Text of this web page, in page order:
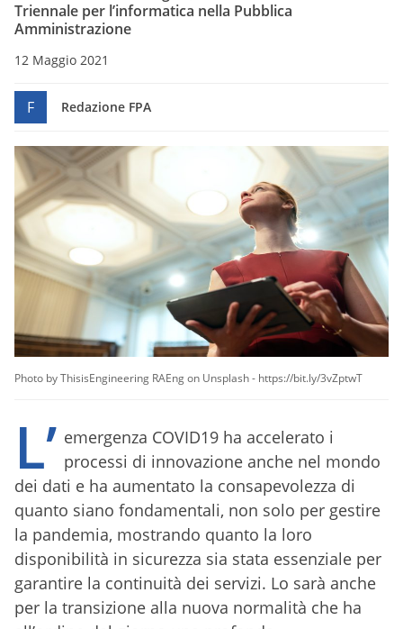
Triennale per l’informatica nella Pubblica
Amministrazione
12 Maggio 2021
F Redazione FPA
Photo by ThisisEngineering RAEng on Unsplash - https://bit.ly/3vZptwT
L’ emergenza COVID19 ha accelerato i
processi di innovazione anche nel mondo
dei dati e ha aumentato la consapevolezza di
quanto siano fondamentali, non solo per gestire
la pandemia, mostrando quanto la loro
disponibilità in sicurezza sia stata essenziale per
garantire la continuità dei servizi. Lo sarà anche
per la transizione alla nuova normalità che ha